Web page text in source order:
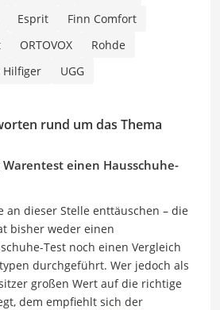
Esprit
Finn Comfort
ORTOVOX
Rohde
Hilfiger UGG
rund um das Thema
einen Hausschuhe-
an dieser Stelle enttäuschen – die
bisher weder einen
Test noch einen Vergleich
durchgeführt. Wer jedoch als
großen Wert auf die richtige
dem empfiehlt sich der